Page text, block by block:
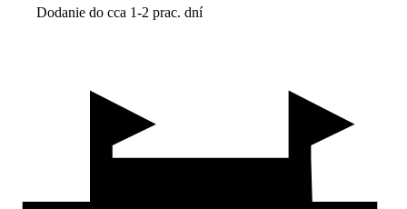
Dodanie do cca 1-2 prac. dní